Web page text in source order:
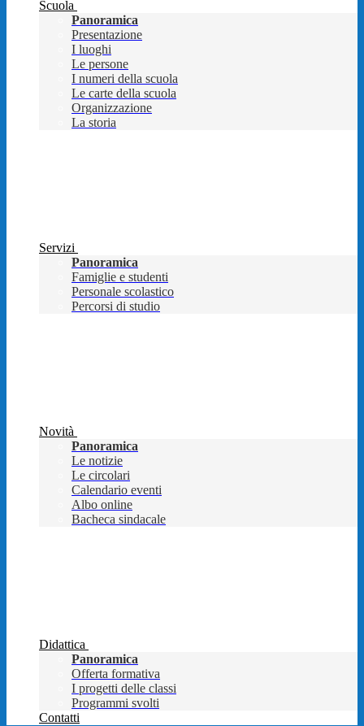
Scuola
Panoramica
Presentazione
I luoghi
Le persone
I numeri della scuola
Le carte della scuola
Organizzazione
La storia
Servizi
Panoramica
Famiglie e studenti
Personale scolastico
Percorsi di studio
Novità
Panoramica
Le notizie
Le circolari
Calendario eventi
Albo online
Bacheca sindacale
Didattica
Panoramica
Offerta formativa
I progetti delle classi
Programmi svolti
Contatti